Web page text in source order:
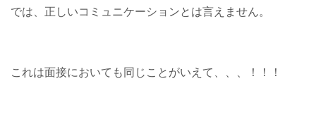
では、正しいコミュニケーションとは言えません。
これは面接においても同じことがいえて、、、！！！